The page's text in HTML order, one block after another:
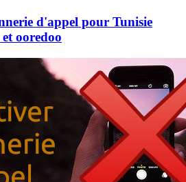
d'appel pour Tunisie
ooredoo